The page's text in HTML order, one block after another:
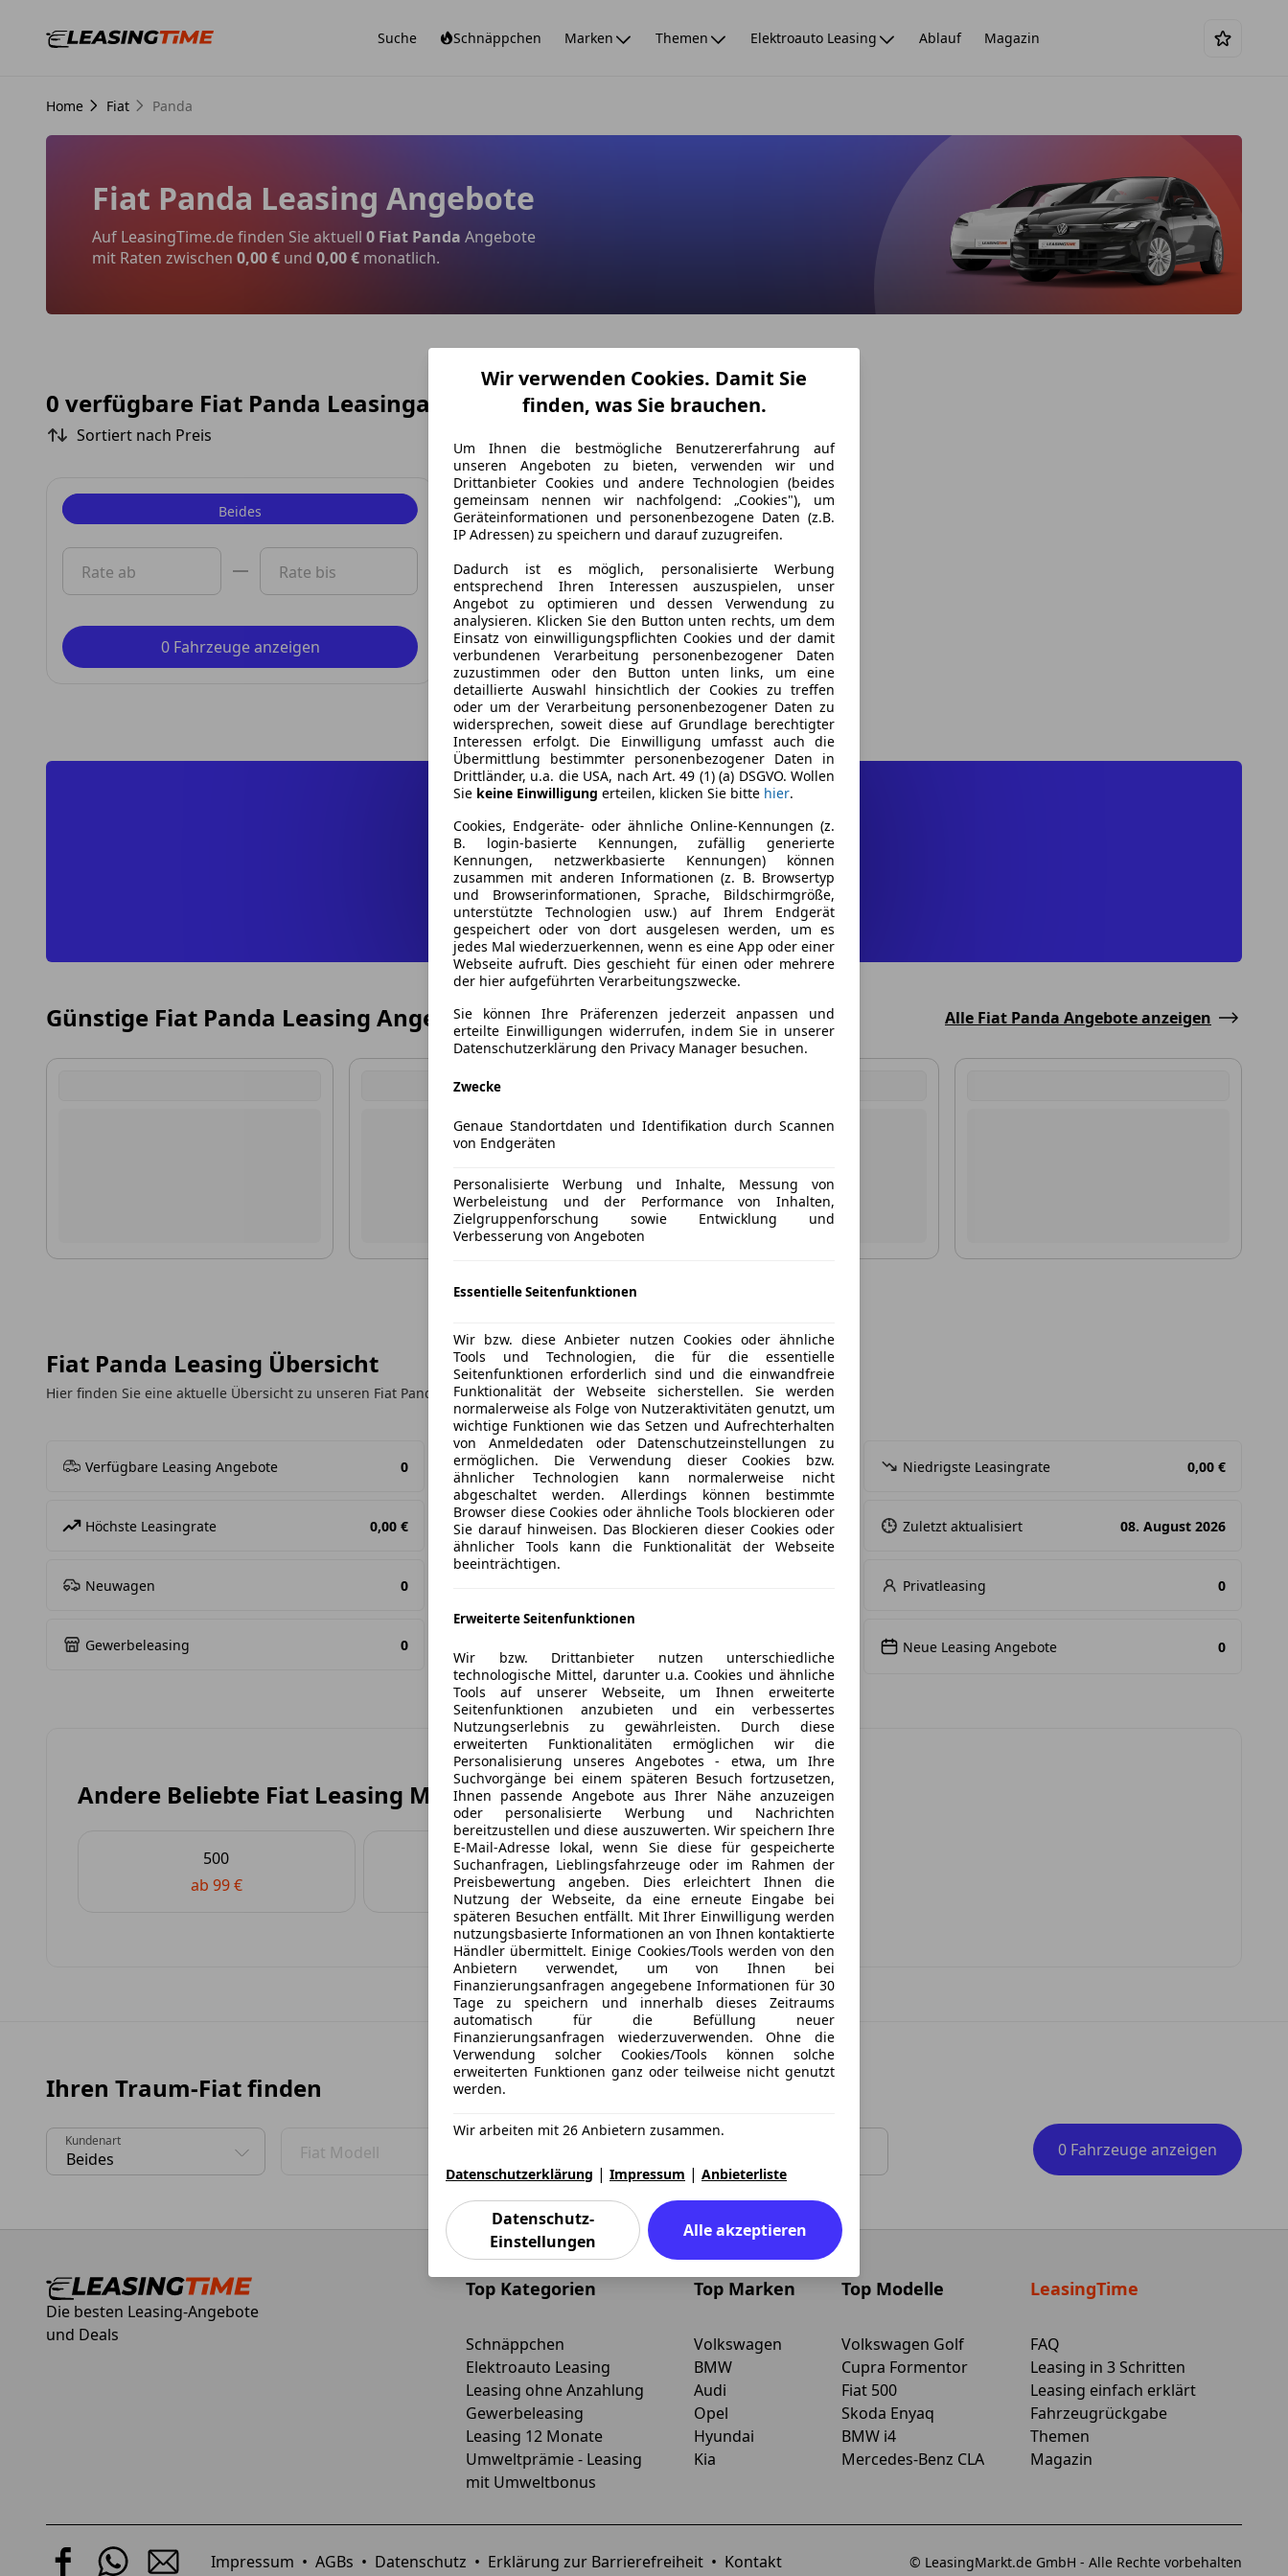
Suche Schnäppchen Marken Themen Elektroauto Leasing Ablauf Magazin
Home Fiat Panda
Fiat Panda Leasing Angebote
Auf LeasingTime.de finden Sie aktuell 0 Fiat Panda Angebote
mit Raten zwischen 0,00 € und 0,00 € monatlich.
0 verfügbare Fiat Panda Leasingangebote
Sortiert nach Preis
Beides
Rate ab Rate bis
0 Fahrzeuge anzeigen
Fiat Panda Angebote
Jetzt Ihren Wunsch-Fiat Panda finden
Zur Suche
Günstige Fiat Panda Leasing Angebote Alle Fiat Panda Angebote anzeigen
Fiat Panda Leasing Übersicht
Hier finden Sie eine aktuelle Übersicht zu unseren Fiat Panda Leasing Angeboten.
Verfügbare Leasing Angebote 0 Sofort verfügbare Angebote 0 Niedrigste Leasingrate 0,00 €
Höchste Leasingrate 0,00 € Bester Leasingfaktor null Zuletzt aktualisiert 08. August 2026
Neuwagen 0 Privatleasing 0
Gewerbeleasing 0 Neue Leasing Angebote 0
Andere Beliebte Fiat Leasing Modelle
500
ab 99 €
Ducato
ab 202 €
Ihren Traum-Fiat finden
Kundenart
0 Vorschläge gefunden. Benutzen Sie die Pfeil-nach-oben und Pfeil-nach-unten Tasten zum Navigieren.
Fiat Modell
0 Vorschläge gefunden. Benutzen Sie die Pfeil-nach-oben und Pfeil-nach-unten Tasten zum Navigieren.
0 Fahrzeuge anzeigen
Die besten Leasing-Angebote
und Deals
Top Kategorien
Schnäppchen
Elektroauto Leasing
Leasing ohne Anzahlung
Gewerbeleasing
Leasing 12 Monate
Umweltprämie - Leasing
mit Umweltbonus
Top Marken
Volkswagen
BMW
Audi
Opel
Hyundai
Kia
Top Modelle
Volkswagen Golf
Cupra Formentor
Fiat 500
Skoda Enyaq
BMW i4
Mercedes-Benz CLA
LeasingTime
FAQ
Leasing in 3 Schritten
Leasing einfach erklärt
Fahrzeugrückgabe
Themen
Magazin
Impressum • AGBs • Datenschutz • Erklärung zur Barrierefreiheit • Kontakt © LeasingMarkt.de GmbH - Alle Rechte vorbehalten
Wir verwenden Cookies. Damit Sie
finden, was Sie brauchen.
Um Ihnen die bestmögliche Benutzererfahrung auf
unseren Angeboten zu bieten, verwenden wir und
Drittanbieter Cookies und andere Technologien (beides
gemeinsam nennen wir nachfolgend: „Cookies"), um
Geräteinformationen und personenbezogene Daten (z.B.
IP Adressen) zu speichern und darauf zuzugreifen.
Dadurch ist es möglich, personalisierte Werbung
entsprechend Ihren Interessen auszuspielen, unser
Angebot zu optimieren und dessen Verwendung zu
analysieren. Klicken Sie den Button unten rechts, um dem
Einsatz von einwilligungspflichten Cookies und der damit
verbundenen Verarbeitung personenbezogener Daten
zuzustimmen oder den Button unten links, um eine
detaillierte Auswahl hinsichtlich der Cookies zu treffen
oder um der Verarbeitung personenbezogener Daten zu
widersprechen, soweit diese auf Grundlage berechtigter
Interessen erfolgt. Die Einwilligung umfasst auch die
Übermittlung bestimmter personenbezogener Daten in
Drittländer, u.a. die USA, nach Art. 49 (1) (a) DSGVO. Wollen
Sie keine Einwilligung erteilen, klicken Sie bitte hier.
Cookies, Endgeräte- oder ähnliche Online-Kennungen (z.
B. login-basierte Kennungen, zufällig generierte
Kennungen, netzwerkbasierte Kennungen) können
zusammen mit anderen Informationen (z. B. Browsertyp
und Browserinformationen, Sprache, Bildschirmgröße,
unterstützte Technologien usw.) auf Ihrem Endgerät
gespeichert oder von dort ausgelesen werden, um es
jedes Mal wiederzuerkennen, wenn es eine App oder einer
Webseite aufruft. Dies geschieht für einen oder mehrere
der hier aufgeführten Verarbeitungszwecke.
Sie können Ihre Präferenzen jederzeit anpassen und
erteilte Einwilligungen widerrufen, indem Sie in unserer
Datenschutzerklärung den Privacy Manager besuchen.
Zwecke
Genaue Standortdaten und Identifikation durch Scannen
von Endgeräten
Personalisierte Werbung und Inhalte, Messung von
Werbeleistung und der Performance von Inhalten,
Zielgruppenforschung sowie Entwicklung und
Verbesserung von Angeboten
Essentielle Seitenfunktionen
Wir bzw. diese Anbieter nutzen Cookies oder ähnliche
Tools und Technologien, die für die essentielle
Seitenfunktionen erforderlich sind und die einwandfreie
Funktionalität der Webseite sicherstellen. Sie werden
normalerweise als Folge von Nutzeraktivitäten genutzt, um
wichtige Funktionen wie das Setzen und Aufrechterhalten
von Anmeldedaten oder Datenschutzeinstellungen zu
ermöglichen. Die Verwendung dieser Cookies bzw.
ähnlicher Technologien kann normalerweise nicht
abgeschaltet werden. Allerdings können bestimmte
Browser diese Cookies oder ähnliche Tools blockieren oder
Sie darauf hinweisen. Das Blockieren dieser Cookies oder
ähnlicher Tools kann die Funktionalität der Webseite
beeinträchtigen.
Erweiterte Seitenfunktionen
Wir bzw. Drittanbieter nutzen unterschiedliche
technologische Mittel, darunter u.a. Cookies und ähnliche
Tools auf unserer Webseite, um Ihnen erweiterte
Seitenfunktionen anzubieten und ein verbessertes
Nutzungserlebnis zu gewährleisten. Durch diese
erweiterten Funktionalitäten ermöglichen wir die
Personalisierung unseres Angebotes - etwa, um Ihre
Suchvorgänge bei einem späteren Besuch fortzusetzen,
Ihnen passende Angebote aus Ihrer Nähe anzuzeigen
oder personalisierte Werbung und Nachrichten
bereitzustellen und diese auszuwerten. Wir speichern Ihre
E-Mail-Adresse lokal, wenn Sie diese für gespeicherte
Suchanfragen, Lieblingsfahrzeuge oder im Rahmen der
Preisbewertung angeben. Dies erleichtert Ihnen die
Nutzung der Webseite, da eine erneute Eingabe bei
späteren Besuchen entfällt. Mit Ihrer Einwilligung werden
nutzungsbasierte Informationen an von Ihnen kontaktierte
Händler übermittelt. Einige Cookies/Tools werden von den
Anbietern verwendet, um von Ihnen bei
Finanzierungsanfragen angegebene Informationen für 30
Tage zu speichern und innerhalb dieses Zeitraums
automatisch für die Befüllung neuer
Finanzierungsanfragen wiederzuverwenden. Ohne die
Verwendung solcher Cookies/Tools können solche
erweiterten Funktionen ganz oder teilweise nicht genutzt
werden.
Wir arbeiten mit 26 Anbietern zusammen.
Datenschutzerklärung | Impressum | Anbieterliste
Datenschutz-
Einstellungen
Alle akzeptieren